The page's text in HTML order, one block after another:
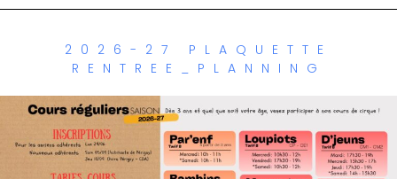
2026-27 PLAQUETTE
RENTREE_PLANNING